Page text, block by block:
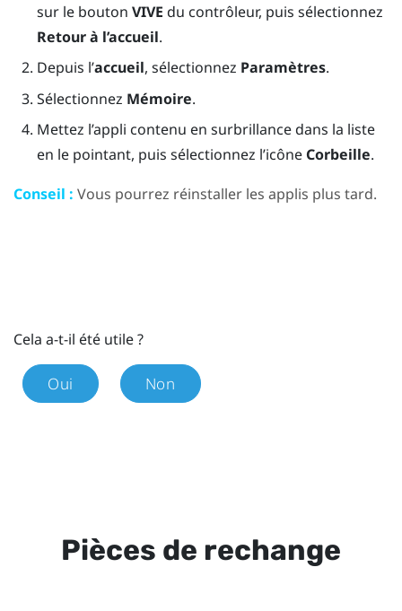
sur le bouton VIVE du contrôleur, puis sélectionnez
Retour à l’accueil.
Depuis l’accueil, sélectionnez Paramètres.
Sélectionnez Mémoire.
Mettez l’appli contenu en surbrillance dans la liste
en le pointant, puis sélectionnez l’icône Corbeille.
Conseil : Vous pourrez réinstaller les applis plus tard.
Cela a-t-il été utile ?
Oui Non
Pièces de rechange